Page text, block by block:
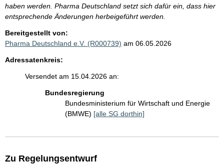
haben werden. Pharma Deutschland setzt sich dafür ein, dass hier
entsprechende Änderungen herbeigeführt werden.
Bereitgestellt von:
Pharma Deutschland e.V. (R000739) am 06.05.2026
Adressatenkreis:
Versendet am 15.04.2026 an:
Bundesregierung
Bundesministerium für Wirtschaft und Energie
(BMWE) [alle SG dorthin]
Zu Regelungsentwurf